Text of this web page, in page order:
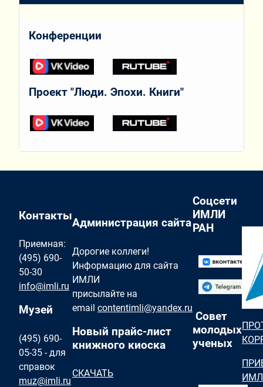
Конференции
Проект "Люди. Эпохи. Книги"
Контакты
Приемная:
(495) 690-
50-30
info@imli.ru
Музей
(495) 690-
05-35 - для
справок
muz@imli.ru
Администрация сайта
Дорогие коллеги!
Информацию для сайта
ИМЛИ
присылайте на
email contentimli@yandex.ru
Новый прайс-лист
книжного киоска
СКАЧАТЬ
Соцсети
ИМЛИ
РАН
Совет
молодых
ученых